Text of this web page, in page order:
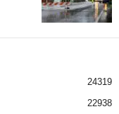
24319
22938